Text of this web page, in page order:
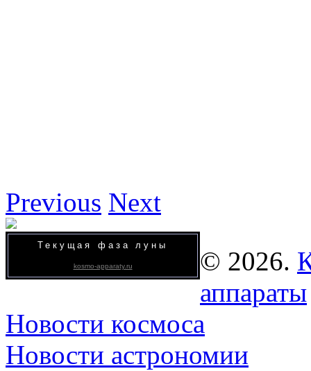
Previous Next
Текущая фаза луны
kosmo-apparaty.ru © 2026.
аппараты
Новости космоса
Новости астрономии